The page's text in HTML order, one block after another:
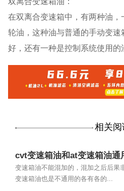
在双离合变速箱中，有两种油
轮油，这种油与普通的手动变
好，还有一种是控制系统使用的
相关阅
cvt变速箱油和at变速箱油通
变速箱油不能混加的，混加之后后果
变速箱油也是不通用的各有各的...